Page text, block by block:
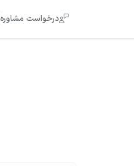
درخواست مشاوره